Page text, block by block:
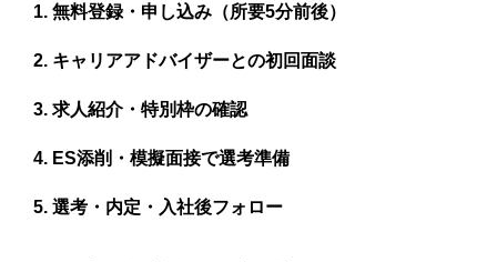
無料登録・申し込み（所要5分前後）
キャリアアドバイザーとの初回面談
求人紹介・特別枠の確認
ES添削・模擬面接で選考準備
選考・内定・入社後フォロー